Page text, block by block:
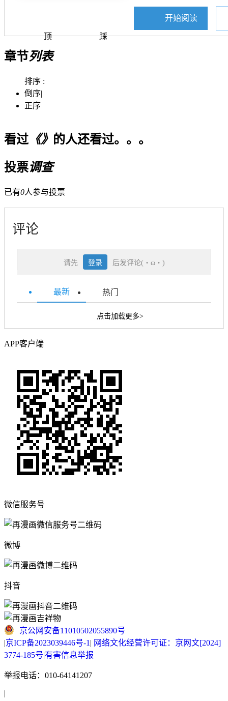
顶 踩
开始阅读
章节列表
排序 :
倒序|
正序
看过《》 的人还看过。。。
投票调查
已有0人参与投票
评论
请先 登录 后发评论(・ω・)
最新 热门
点击加载更多>
APP客户端
微信服务号
微博
抖音
京公网安备11010502055890号
|京ICP备2023039446号-1 | 网络文化经营许可证：京网文[2024]
3774-185号|有害信息举报
举报电话：010-64141207
|